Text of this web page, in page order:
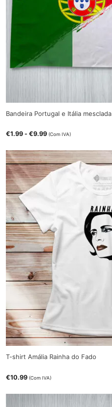
Bandeira Portugal e Itália mesclada
€1.99 -€9.99 (Com IVA)
T-shirt Amália Rainha do Fado
€10.99 (Com IVA)